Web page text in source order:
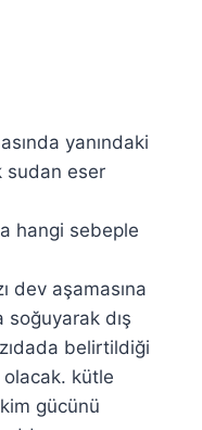
yanındaki
sudan eser
hangi sebeple
dev aşamasına
soğuyarak dış
belirtildiği
kütle
gücünü